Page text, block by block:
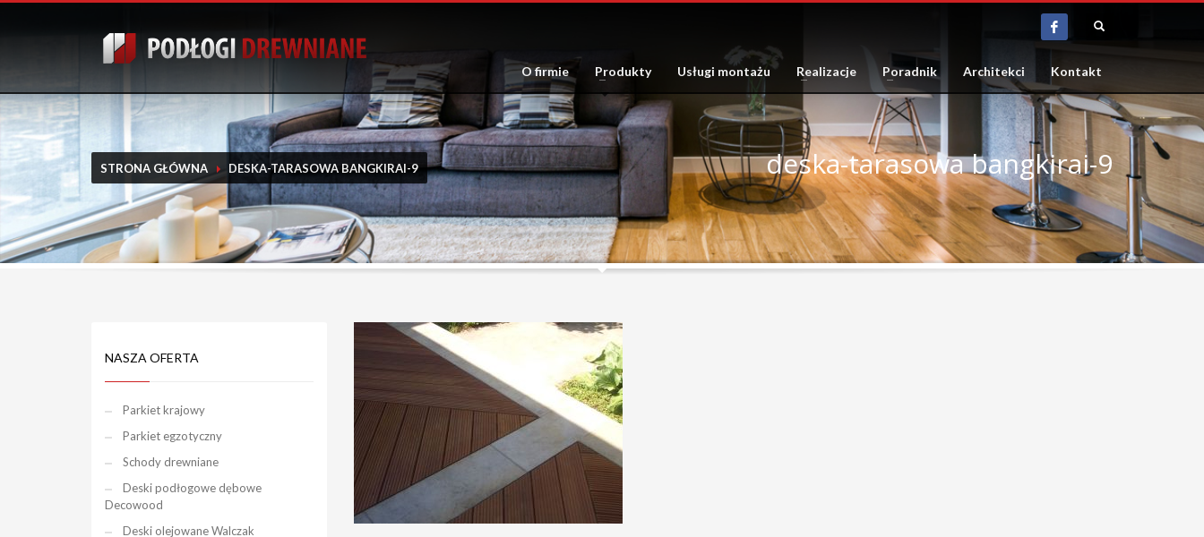
O firmie Produkty Usługi montażu Realizacje Poradnik Architekci Kontakt
STRONA GŁÓWNA DESKA-TARASOWA BANGKIRAI-9 deska-tarasowa bangkirai-9
NASZA OFERTA
Parkiet krajowy
Parkiet egzotyczny
Schody drewniane
Deski podłogowe dębowe
Decowood
Deski olejowane Walczak